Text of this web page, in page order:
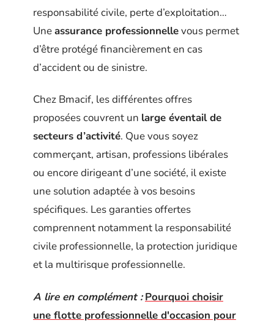
responsabilité civile, perte d’exploitation…
Uneassurance professionnellevous permet
d’être protégé financièrement en cas
d’accident ou de sinistre.
Chez Bmacif, les différentes offres
proposées couvrent un large éventail de
secteurs d’activité. Que vous soyez
commerçant, artisan, professions libérales
ou encore dirigeant d’une société, il existe
une solution adaptée à vos besoins
spécifiques. Les garanties offertes
comprennent notamment la responsabilité
civile professionnelle, la protection juridique
et la multirisque professionnelle.
A lire en complément : Pourquoi choisir
une flotte professionnelle d'occasion pour